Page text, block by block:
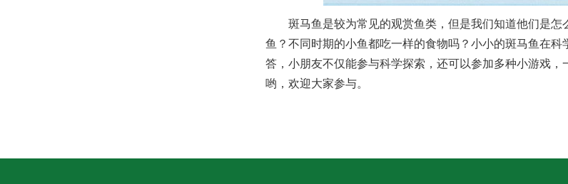
斑马鱼是较为常见的观赏鱼类，但是我们知道他们是
鱼？不同时期的小鱼都吃一样的食物吗？小小的斑马鱼在
答，小朋友不仅能参与科学探索，还可以参加多种小游戏
哟，欢迎大家参与。